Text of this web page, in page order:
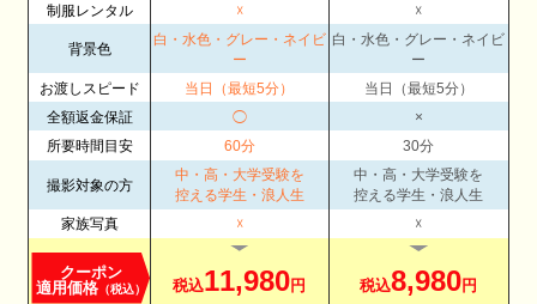
制服レンタル
☓ ☓
背景色
白・水色・グレー・ネイビ
ー
白・水色・グレー・ネイビ
ー
お渡しスピード
当日（最短5分）
当日（最短5分）
全額返金保証
◯
×
所要時間目安
60分 30分
撮影対象の方
中・高・大学受験を
控える学生・浪人生
中・高・大学受験を
控える学生・浪人生
家族写真
☓ ☓
クーポン
適用価格（税込） 税込11,980円 税込8,980円